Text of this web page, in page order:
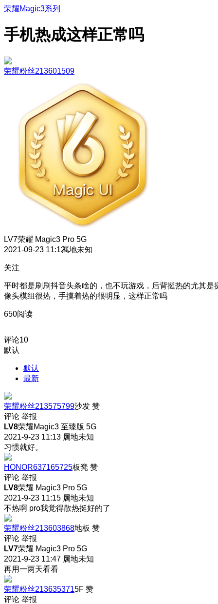
荣耀Magic3系列
手机热成这样正常吗
荣耀粉丝213601509
LV7荣耀 Magic3 Pro 5G
2021-09-23 11:12属地未知
关注
平时都是刷刷抖音头条啥的，也不玩游戏，后背挺热的尤其是
像头模组很热，手摸着热的很明显，这样正常吗
650阅读
评论10
默认
默认
最新
荣耀粉丝213575799沙发 赞
评论 举报
LV8荣耀Magic3 至臻版 5G
2021-9-23 11:13 属地未知
习惯就好。
HONOR637165725板凳 赞
评论 举报
LV8荣耀 Magic3 Pro 5G
2021-9-23 11:15 属地未知
不热啊 pro我觉得散热挺好的了
荣耀粉丝213603868地板 赞
评论 举报
LV7荣耀 Magic3 Pro 5G
2021-9-23 11:47 属地未知
再用一两天看看
荣耀粉丝2136353715F 赞
评论 举报